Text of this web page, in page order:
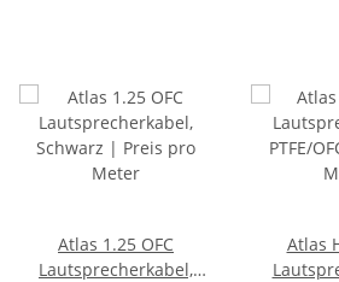
Atlas 1.25 OFC
Lautsprecherkabel,
Atlas